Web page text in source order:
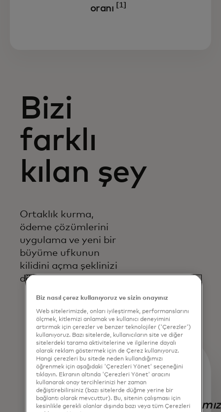
oranı [1]
Bizi
farklı
kılan şey
Ortaklık kurma,
ödeme çözümlerini
uygulama ve yeni bir
büyüme ufkunun
kilidini açma şeklinizi
dönüştürün.
Biz nasıl çerez kullanıyoruz ve sizin onayınız
Web sitelerimizde, onları iyileştirmek, performanslarını
ölçmek, kitlemizi anlamak ve kullanıcı deneyimini
artırmak için çerezler ve benzer teknolojiler ('Çerezler')
kullanıyoruz. Bazı sitelerde, kullanıcıların site ve diğer
sitelerdeki tarama aktivitelerine ve ilgilerine dayalı
olarak reklam göstermek için de Çerez kullanıyoruz.
Hangi çerezleri bu sitede neden kullandığımızı
öğrenmek için aşağıdaki 'Çerezleri Yönet' seçeneğini
tıklayın. Ekranın altında 'Çerezleri Yönet' aracını
kullanarak onay tercihlerinizi her zaman
değiştirebilirsiniz (bazı sitelerde düğme yerine bir
bağlantı olarak mevcuttur). Bu, sitenin çalışması için
kesinlikle gerekli olanlar dışında bazı veya tüm Çerezleri